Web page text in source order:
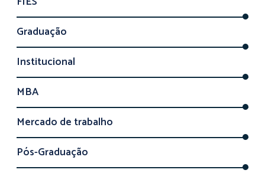
Graduação
Institucional
MBA
Mercado de trabalho
Pós-Graduação